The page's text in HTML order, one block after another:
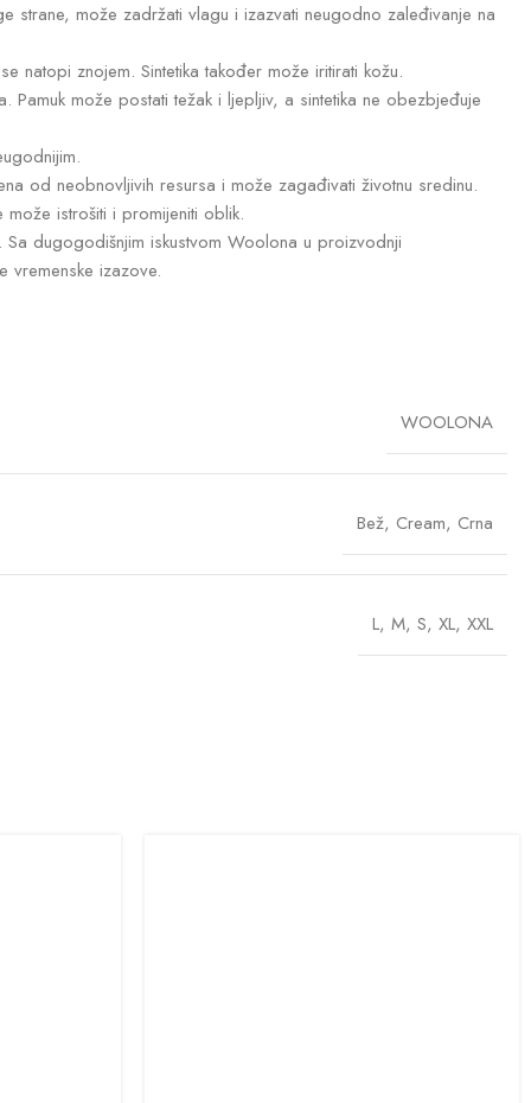
strane, može zadržati vlagu i izazvati neugodno zaleđivanje na
natopi znojem. Sintetika također može iritirati kožu.
može postati težak i ljepljiv, a sintetika ne obezbjeđuje
od neobnovljivih resursa i može zagađivati životnu sredinu.
istrošiti i promijeniti oblik.
dugogodišnjim iskustvom Woolona u proizvodnji
izazove.
WOOLONA
Bež, Cream, Crna
L, M, S, XL, XXL